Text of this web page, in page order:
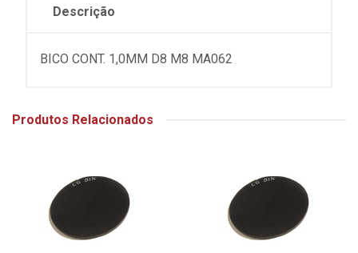
Descrição
BICO CONT. 1,0MM D8 M8 MA062
Produtos Relacionados